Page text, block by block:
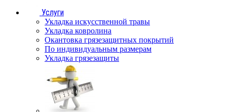
Услуги
Укладка искусственной травы
Укладка ковролина
Окантовка грязезащитных покрытий
По индивидуальным размерам
Укладка грязезащиты